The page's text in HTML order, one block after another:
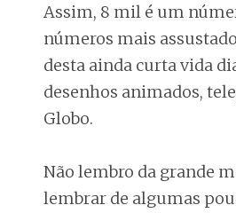
Assim, 8 mil é um
números mais
desta ainda curta vida
desenhos animados,
Globo.
Não lembro da grande
lembrar de algumas